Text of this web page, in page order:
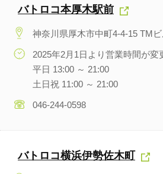
バトロコ本厚木駅前
神奈川県厚木市中町4-4-15 TM
2025年2月1日より営業時間が変
平日 13:00 ～ 21:00
土日祝 11:00 ～ 21:00
046-244-0598
バトロコ横浜伊勢佐木町